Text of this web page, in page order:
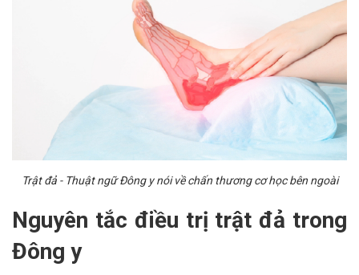
Trật đả - Thuật ngữ Đông y nói về chấn thương cơ học bên ngoài
Nguyên tắc điều trị trật đả trong
Đông y